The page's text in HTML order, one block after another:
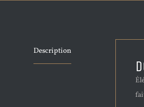
Description